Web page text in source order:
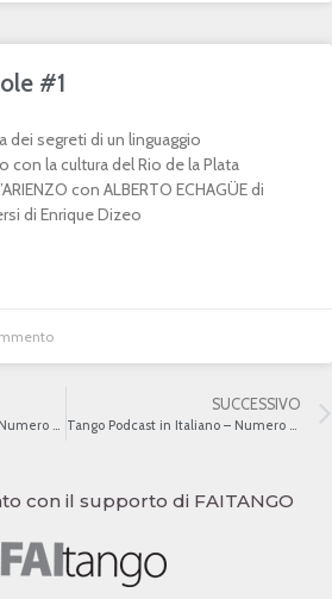
#1
dei segreti di un linguaggio
la cultura del Rio de la Plata
con ALBERTO ECHAGÜE di
di Enrique Dizeo
SUCCESSIVO
con il supporto di FAITANGO